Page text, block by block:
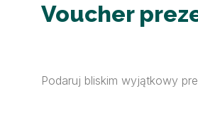
Voucher
Podaruj bliskim wyjątkowy